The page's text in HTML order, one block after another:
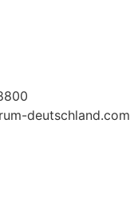
deutschland.com